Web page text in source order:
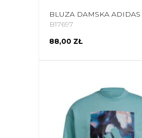
B17697
88,00 ZŁ